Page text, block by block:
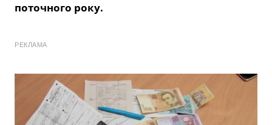
поточного року.
РЕКЛАМА